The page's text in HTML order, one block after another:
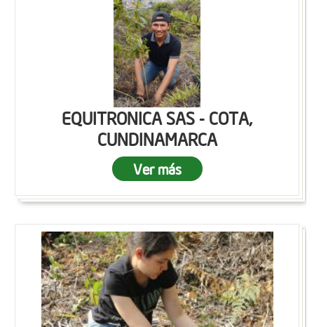
EQUITRONICA SAS - COTA,
CUNDINAMARCA
Ver más